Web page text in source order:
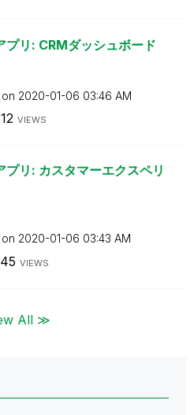
プリ: CRMダッシュボード
on ‎2020-01-06 03:46 AM
VIEWS
プリ: カスタマーエクスペリ
on ‎2020-01-06 03:43 AM
VIEWS
All ≫